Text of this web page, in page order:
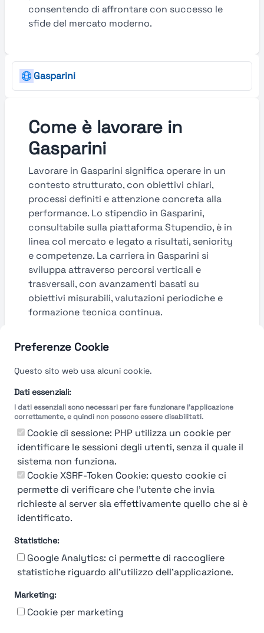
Preferenze Cookie
Questo sito web usa alcuni cookie.
Dati essenziali:
I dati essenziali sono necessari per fare funzionare l'applicazione
correttamente, e quindi non possono essere disabilitati.
Cookie di sessione: PHP utilizza un cookie per
identificare le sessioni degli utenti, senza il quale il
sistema non funziona.
Cookie XSRF-Token Cookie: questo cookie ci
permette di verificare che l'utente che invia
richieste al server sia effettivamente quello che si è
identificato.
Statistiche:
Google Analytics: ci permette di raccogliere
statistiche riguardo all'utilizzo dell'applicazione.
Marketing:
Cookie per marketing
consentendo di affrontare con successo le
sfide del mercato moderno.
Gasparini
Come è lavorare in
Gasparini
Lavorare in Gasparini significa operare in un
contesto strutturato, con obiettivi chiari,
processi definiti e attenzione concreta alla
performance. Lo stipendio in Gasparini,
consultabile sulla piattaforma Stupendio, è in
linea col mercato e legato a risultati, seniority
e competenze. La carriera in Gasparini si
sviluppa attraverso percorsi verticali e
trasversali, con avanzamenti basati su
obiettivi misurabili, valutazioni periodiche e
formazione tecnica continua.
Guarda le valutazioni →
Termini e Condizioni